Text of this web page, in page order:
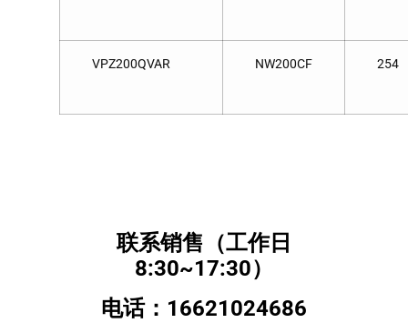
VPZ200QVAR NW200CF 254
联系销售（工作日
8:30~17:30）
电话：16621024686